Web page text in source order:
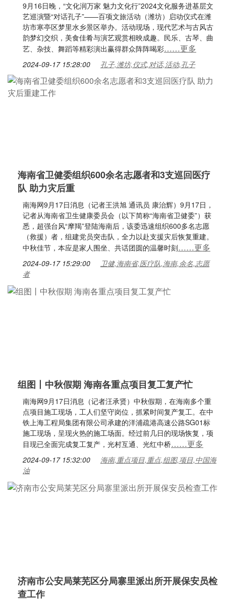
9月16日晚，“文化润万家 魅力文化行”2024文化服务进基层文
艺巡演暨“对话孔子”——百项文旅活动（潍坊）启动仪式在潍
坊市寒亭区梦里水乡景区举办。活动现场，现代艺术与古风古
韵梦幻交织，美食佳肴与演艺观赏相映成趣。民乐、古琴、曲
艺、杂技、舞蹈等精彩演出赢得群众阵阵喝彩……更多
2024-09-17 15:28:00 孔子,潍坊,仪式,对话,活动,孔子
海南省卫健委组织600余名志愿者和3支巡回医疗
队 助力灾后重
南海网9月17日消息（记者王洪旭 通讯员 康治辉）9月17日，
记者从海南省卫生健康委员会（以下简称“海南省卫健委”）获
悉，超强台风“摩羯”登陆海南后，该委迅速组织600多名志愿
（救援）者，组建党员突击队，全力以赴支援灾后恢复重建。
中秋佳节，本应是家人围坐、共话团圆的温馨时刻……更多
2024-09-17 15:29:00
卫健,海南省,医疗队,海南,余名,志愿
者
组图丨中秋假期 海南各重点项目复工复产忙
南海网9月17日消息（记者汪承贤）中秋假期，在海南多个重
点项目施工现场，工人们坚守岗位，抓紧时间复产复工。在中
铁上海工程局集团有限公司承建的洋浦疏港高速公路SG01标
施工现场，呈现火热的施工场面。经过前几日的现场恢复，项
目现已全面完成复工复产，光村互通、光红中桥……更多
2024-09-17 15:32:00
海南,重点项目,重点,组图,项目,中国海
油
济南市公安局莱芜区分局寨里派出所开展保安员检
查工作